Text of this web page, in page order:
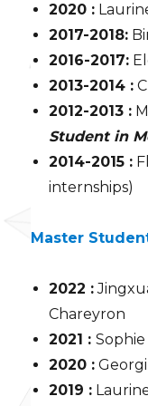
2020 :
2017-2018:
2016-2017:
2013-2014 :
2012-2013 :
Student in
2014-2015 :
internships)
Master
2022 :
Chareyron
2021 :
2020 :
2019 :